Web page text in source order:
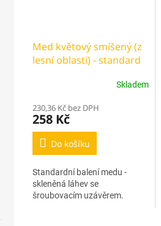
Med květový smíšený (z
lesní oblasti) - standard
Skladem
230,36 Kč bez DPH
258 Kč
Do košíku
Standardní balení medu -
skleněná láhev se
šroubovacím uzávěrem.